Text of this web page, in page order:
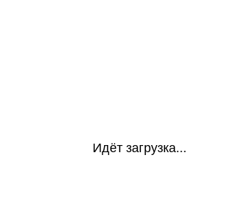
Идёт загрузка...